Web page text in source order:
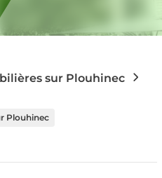
sur Plouhinec
Plouhinec